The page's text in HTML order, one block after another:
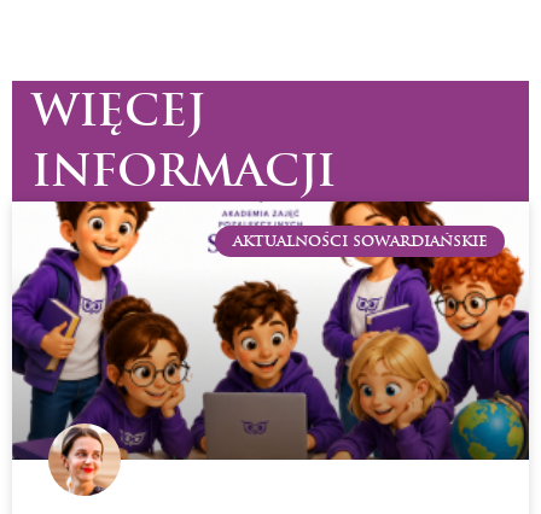
WIĘCEJ
INFORMACJI
AKTUALNOŚCI SOWARDIAŃSKIE